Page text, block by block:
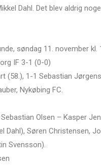
Dahl. Det blev aldrig
søndag 11. november
IF 3-1 (0-0)
(58.), 1-1 Sebastian
Nykøbing FC.
Olsen – Kasper
Dahl), Søren Christensen,
Svensson).